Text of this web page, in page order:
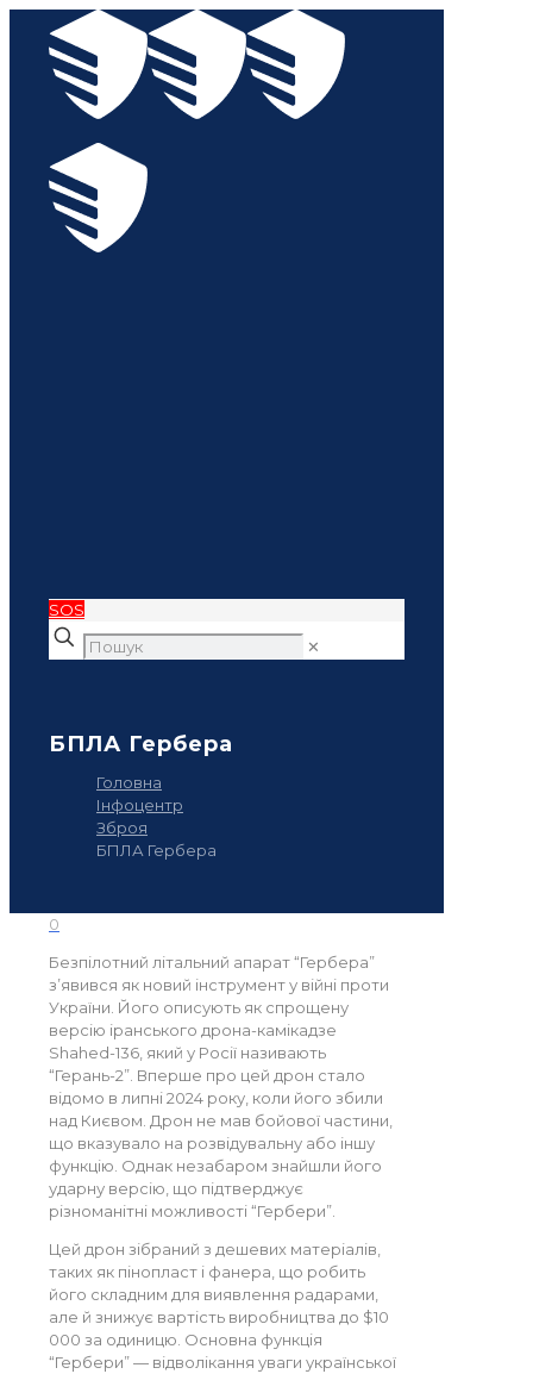
SOS
✕
БПЛА Гербера
Головна
Інфоцентр
Зброя
БПЛА Гербера
0
Безпілотний літальний апарат “Гербера”
з’явився як новий інструмент у війні проти
України. Його описують як спрощену
версію іранського дрона-камікадзе
Shahed-136, який у Росії називають
“Герань-2”. Вперше про цей дрон стало
відомо в липні 2024 року, коли його збили
над Києвом. Дрон не мав бойової частини,
що вказувало на розвідувальну або іншу
функцію. Однак незабаром знайшли його
ударну версію, що підтверджує
різноманітні можливості “Гербери”.
Цей дрон зібраний з дешевих матеріалів,
таких як пінопласт і фанера, що робить
його складним для виявлення радарами,
але й знижує вартість виробництва до $10
000 за одиницю. Основна функція
“Гербери” — відволікання уваги української